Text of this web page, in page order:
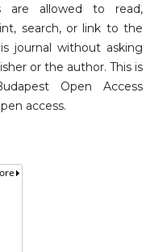
are allowed to read,
search, or link to the
journal without asking
or the author. This is
Open Access
access.